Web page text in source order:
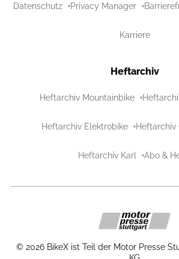
Datenschutz Privacy Manager
Karriere
Heftarchiv
Heftarchiv Mountainbike
Heftarchiv Elektrobike Heftarchiv
Heftarchiv Karl Abo &
© 2026 BikeX ist Teil der Motor Presse